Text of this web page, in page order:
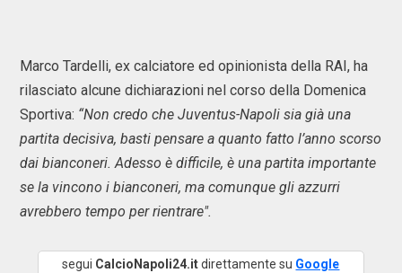
Marco Tardelli, ex calciatore ed opinionista della RAI, ha
rilasciato alcune dichiarazioni nel corso della Domenica
Sportiva: “Non credo che Juventus-Napoli sia già una
partita decisiva, basti pensare a quanto fatto l’anno scorso
dai bianconeri. Adesso è difficile, è una partita importante
se la vincono i bianconeri, ma comunque gli azzurri
avrebbero tempo per rientrare".
segui CalcioNapoli24.itdirettamente su Google